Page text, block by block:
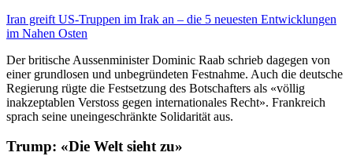
Iran greift US-Truppen im Irak an – die 5 neuesten Entwicklungen
im Nahen Osten
Der britische Aussenminister Dominic Raab schrieb dagegen von
einer grundlosen und unbegründeten Festnahme. Auch die deutsche
Regierung rügte die Festsetzung des Botschafters als «völlig
inakzeptablen Verstoss gegen internationales Recht». Frankreich
sprach seine uneingeschränkte Solidarität aus.
Trump: «Die Welt sieht zu»